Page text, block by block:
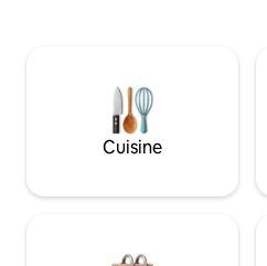
suspendue dont la surface de
épouse celle du lagon par la vue. Un vrai
Cuisine